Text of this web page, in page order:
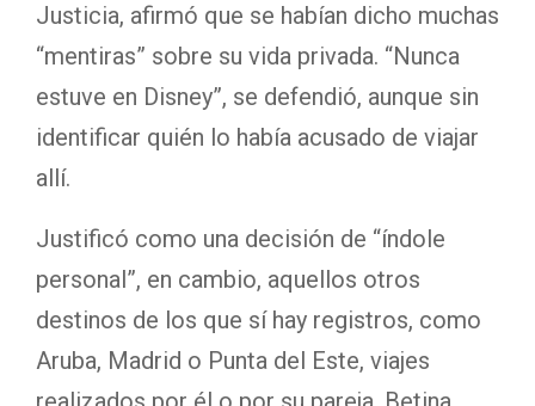
Justicia, afirmó que se habían dicho muchas
“mentiras” sobre su vida privada. “Nunca
estuve en Disney”, se defendió, aunque sin
identificar quién lo había acusado de viajar
allí.
Justificó como una decisión de “índole
personal”, en cambio, aquellos otros
destinos de los que sí hay registros, como
Aruba, Madrid o Punta del Este, viajes